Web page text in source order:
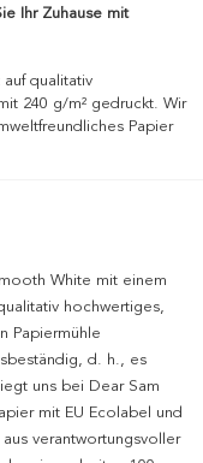
Ihr Zuhause mit
qualitativ
240 g/m² gedruckt. Wir
Papier
White mit einem
hochwertiges,
Papiermühle
d. h., es
uns bei Dear Sam
mit EU Ecolabel und
verantwortungsvoller